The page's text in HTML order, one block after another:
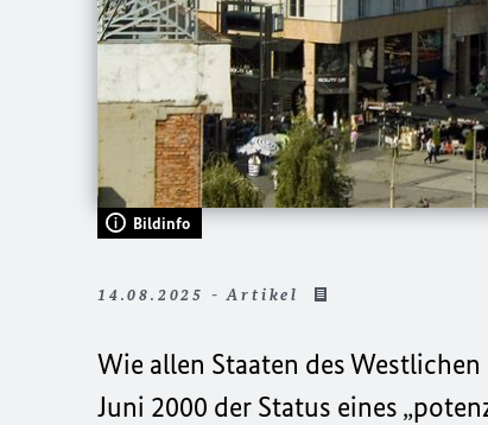
Bildinfo
14.08.2025 - Artikel
Wie allen Staaten des
Juni 2000 der Status eines